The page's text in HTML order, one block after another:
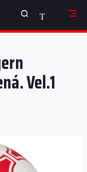
NÁKUPNÍ
KOŠÍK
Vel.1